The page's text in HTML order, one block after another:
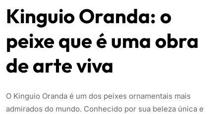
Kinguio Oranda: o
peixe que é uma obra
de arte viva
O Kinguio Oranda é um dos peixes ornamentais mais
admirados do mundo. Conhecido por sua beleza única e